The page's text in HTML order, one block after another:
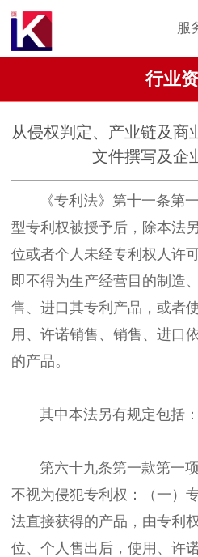
服
行业
从侵权判定、产业链及商
文件撰写及企
《专利法》第十一条第一
型专利权被授予后，除本法
位或者个人未经专利权人许
即不得为生产经营目的制造
售、进口其专利产品，或者
用、许诺销售、销售、进口
的产品。
其中本法另有规定包括：
第六十九条第一款第一项
不视为侵犯专利权：（一）
法直接获得的产品，由专利
位、个人售出后，使用、许